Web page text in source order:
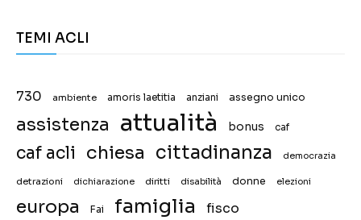
TEMI ACLI
730 ambiente amoris laetitia anziani assegno unico
assistenza attualità bonus caf
caf acli chiesa cittadinanza democrazia
detrazioni dichiarazione diritti disabilità donne elezioni
europa Fai famiglia fisco